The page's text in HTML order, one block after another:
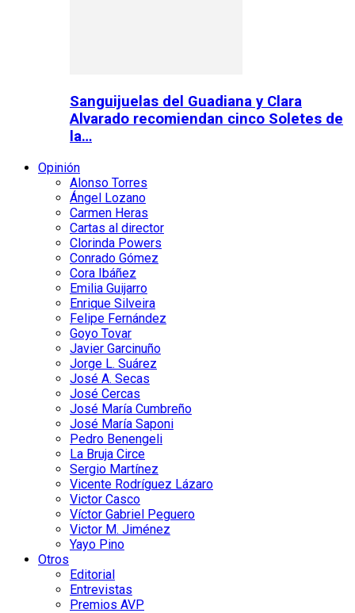
Sanguijuelas del Guadiana y Clara
Alvarado recomiendan cinco Soletes de
la…
Opinión
Alonso Torres
Ángel Lozano
Carmen Heras
Cartas al director
Clorinda Powers
Conrado Gómez
Cora Ibáñez
Emilia Guijarro
Enrique Silveira
Felipe Fernández
Goyo Tovar
Javier Garcinuño
Jorge L. Suárez
José A. Secas
José Cercas
José María Cumbreño
José María Saponi
Pedro Benengeli
La Bruja Circe
Sergio Martínez
Vicente Rodríguez Lázaro
Victor Casco
Víctor Gabriel Peguero
Victor M. Jiménez
Yayo Pino
Otros
Editorial
Entrevistas
Premios AVP